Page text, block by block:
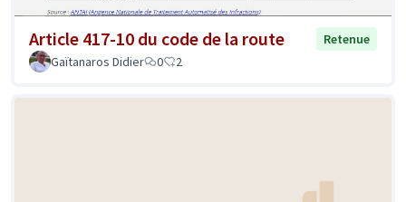
Article 417-10 du code de la route
Retenue
Gaïtanaros Didier
0 2